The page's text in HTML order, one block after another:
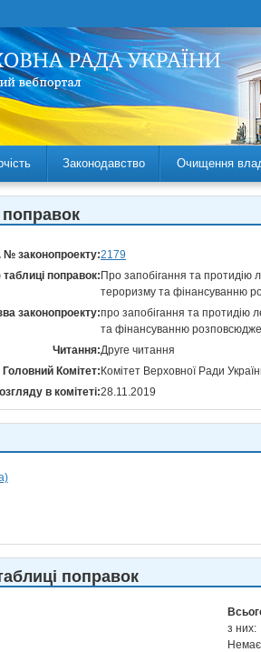
Законодавство Очищення
поправок
№ законопроекту:2179
поправок: Про запобігання та протидію
тероризму та фінансуванню
законопроекту:про запобігання та протидію
та фінансуванню
Читання:Друге читання
Головний Комітет: Комітет Верховної Ради
в комітеті:28.11.2019
поправок
з них: